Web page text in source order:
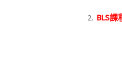
2. BLS課